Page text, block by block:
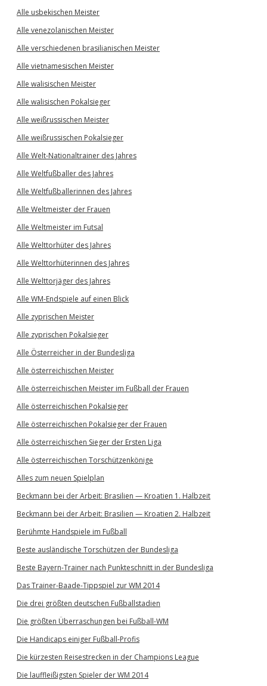
Alle usbekischen Meister
Alle venezolanischen Meister
Alle verschiedenen brasilianischen Meister
Alle vietnamesischen Meister
Alle walisischen Meister
Alle walisischen Pokalsieger
Alle weißrussischen Meister
Alle weißrussischen Pokalsieger
Alle Welt-Nationaltrainer des Jahres
Alle Weltfußballer des Jahres
Alle Weltfußballerinnen des Jahres
Alle Weltmeister der Frauen
Alle Weltmeister im Futsal
Alle Welttorhüter des Jahres
Alle Welttorhüterinnen des Jahres
Alle Welttorjäger des Jahres
Alle WM-Endspiele auf einen Blick
Alle zyprischen Meister
Alle zyprischen Pokalsieger
Alle Österreicher in der Bundesliga
Alle österreichischen Meister
Alle österreichischen Meister im Fußball der Frauen
Alle österreichischen Pokalsieger
Alle österreichischen Pokalsieger der Frauen
Alle österreichischen Sieger der Ersten Liga
Alle österreichischen Torschützenkönige
Alles zum neuen Spielplan
Beckmann bei der Arbeit: Brasilien — Kroatien 1. Halbzeit
Beckmann bei der Arbeit: Brasilien — Kroatien 2. Halbzeit
Berühmte Handspiele im Fußball
Beste ausländische Torschützen der Bundesliga
Beste Bayern-Trainer nach Punkteschnitt in der Bundesliga
Das Trainer-Baade-Tippspiel zur WM 2014
Die drei größten deutschen Fußballstadien
Die größten Überraschungen bei Fußball-WM
Die Handicaps einiger Fußball-Profis
Die kürzesten Reisestrecken in der Champions League
Die lauffleißigsten Spieler der WM 2014